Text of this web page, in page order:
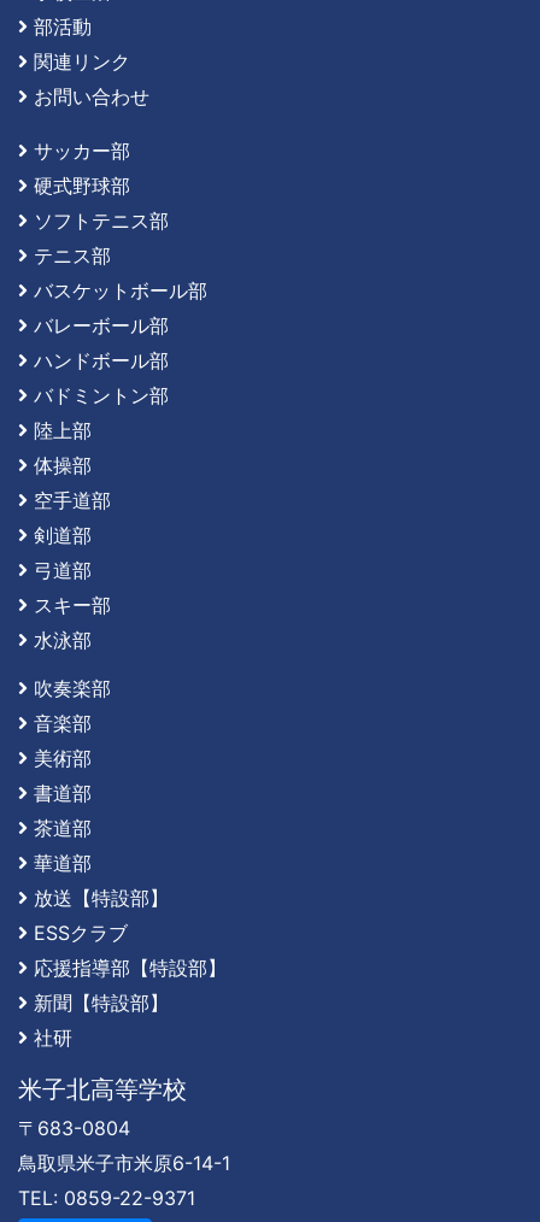
部活動
関連リンク
お問い合わせ
サッカー部
硬式野球部
ソフトテニス部
テニス部
バスケットボール部
バレーボール部
ハンドボール部
バドミントン部
陸上部
体操部
空手道部
剣道部
弓道部
スキー部
水泳部
吹奏楽部
音楽部
美術部
書道部
茶道部
華道部
放送【特設部】
ESSクラブ
応援指導部【特設部】
新聞【特設部】
社研
米子北高等学校
〒683-0804
鳥取県米子市米原6-14-1
TEL: 0859-22-9371